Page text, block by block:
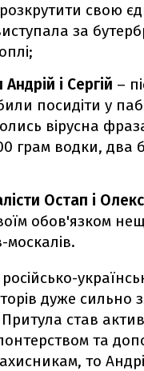
свою
за
і Сергій –
посидіти у
вірусна
грам водки, два
Остап і
обов'язком
москалів.
дуже сильно
став
та
то